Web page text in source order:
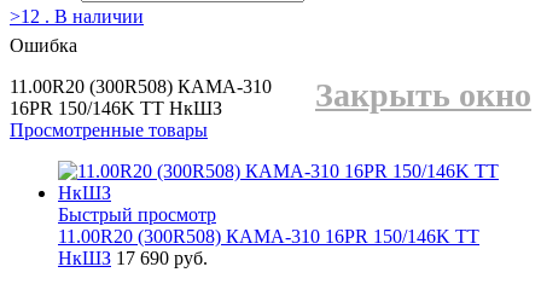
>12 . В наличии
Ошибка
Закрыть окно
11.00R20 (300R508) КАМА-310
16PR 150/146K TT НкШЗ
Просмотренные товары
Быстрый просмотр
11.00R20 (300R508) КАМА-310 16PR 150/146K TT
НкШЗ 17 690 руб.